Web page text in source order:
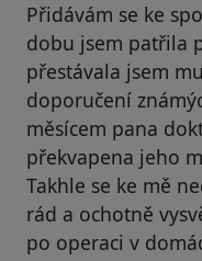
Přidávám se ke
dobu jsem patřila
přestávala jsem
doporučení
měsícem pana
překvapena jeho
Takhle se ke mě
rád a ochotně
po operaci v